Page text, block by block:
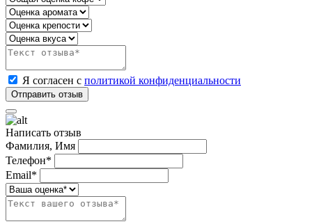
Я согласен с политикой конфиденциальности
Написать отзыв
Фамилия, Имя
Телефон*
Email*